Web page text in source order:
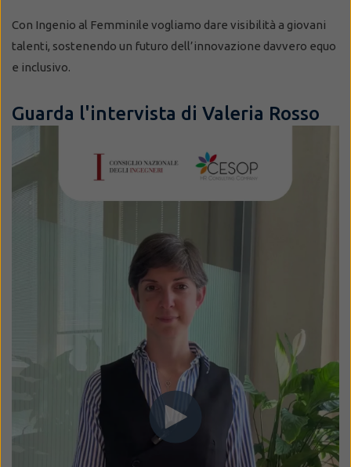
Con Ingenio al Femminile vogliamo dare visibilità a giovani
talenti, sostenendo un futuro dell’innovazione davvero equo
e inclusivo.
Guarda l'intervista di Valeria Rosso